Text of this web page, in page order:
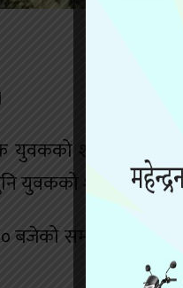
शव फेला परेको
युवकको शव फेला
बजेको समयमा पुलमा